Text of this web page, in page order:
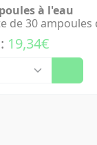
à l'eau
de 30 ampoules
19,34€